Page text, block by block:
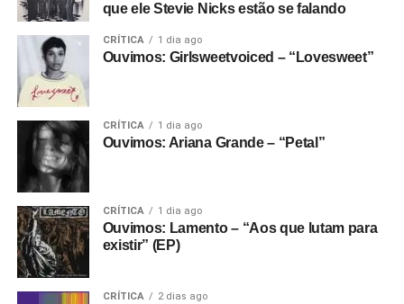
que ele Stevie Nicks estão se falando
CRÍTICA 1 dia ago
Ouvimos: Girlsweetvoiced – “Lovesweet”
CRÍTICA 1 dia ago
Ouvimos: Ariana Grande – “Petal”
CRÍTICA 1 dia ago
Ouvimos: Lamento – “Aos que lutam para
existir” (EP)
CRÍTICA 2 dias ago